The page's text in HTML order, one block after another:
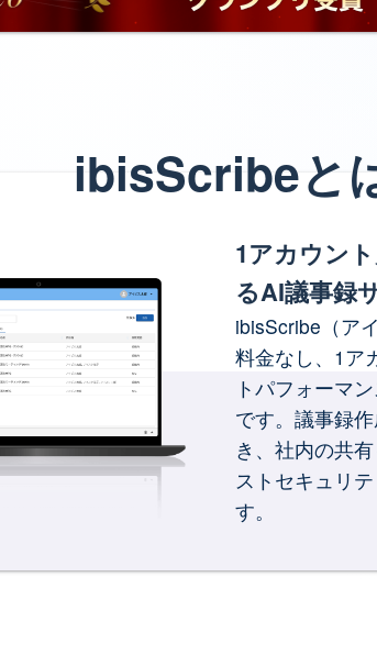
ibisScribeと
1アカウン
るAI議事録
ibisScribe（ア
料金なし、1ア
トパフォーマ
です。議事録
き、社内の共
ストセキュリ
す。